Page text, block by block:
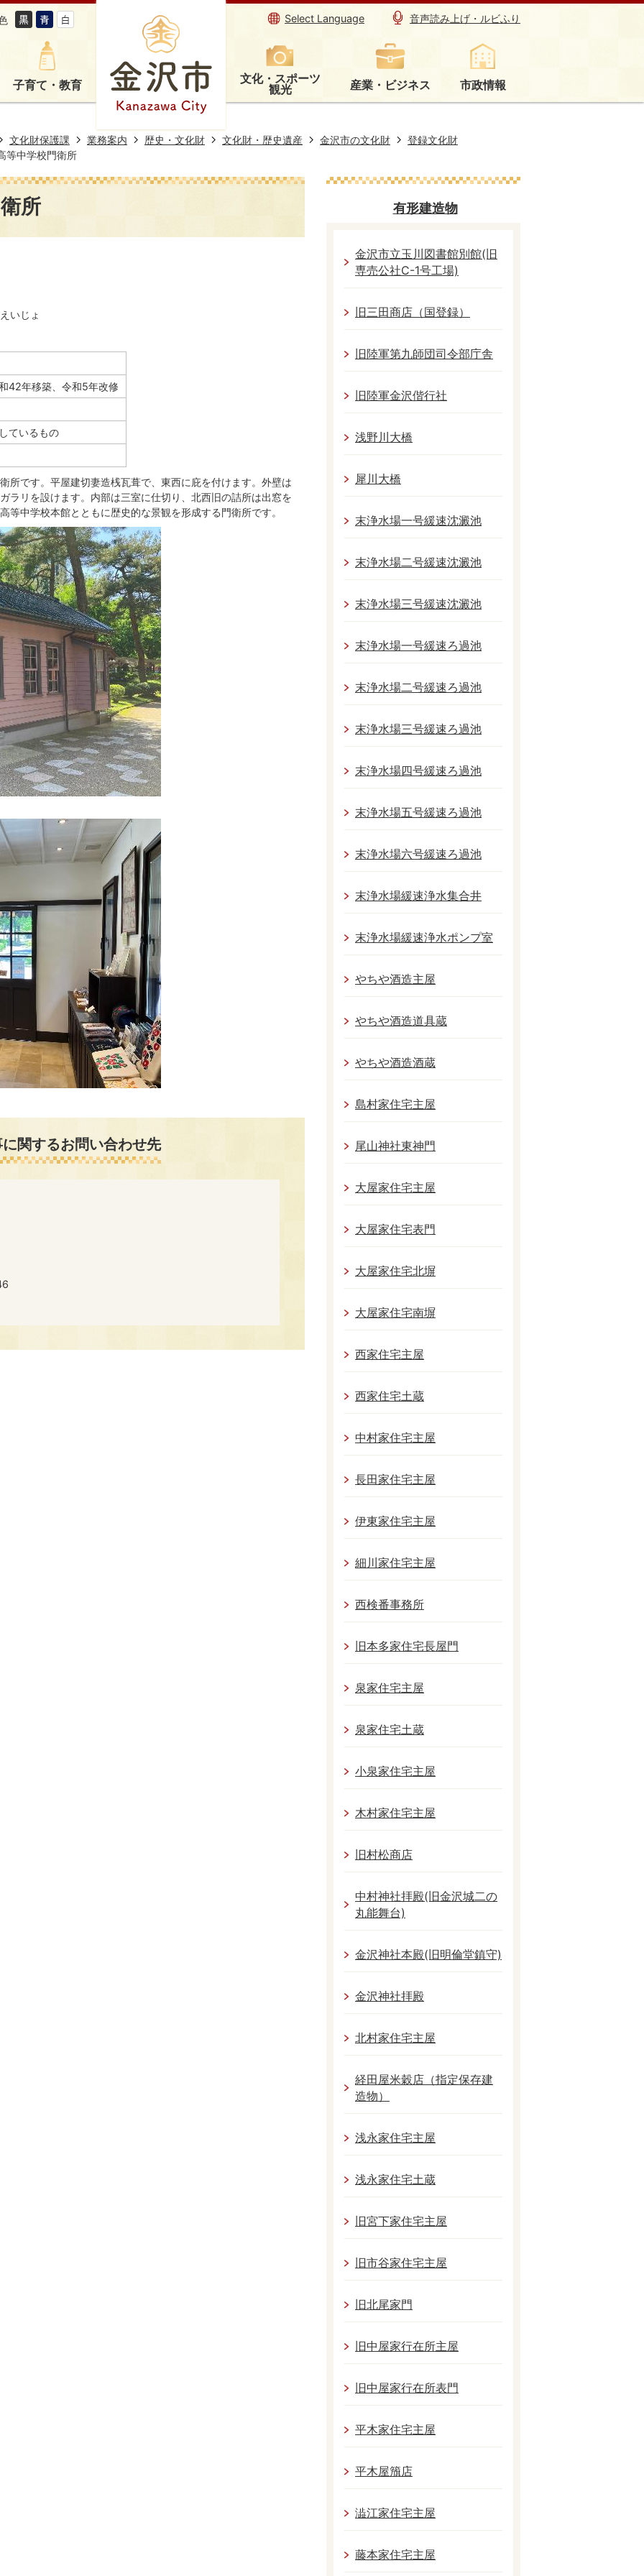
Select Language 音声読み上げ・ルビふり
子育て・教育 文化・スポーツ
観光 産業・ビジネス 市政情報
文化財保護課 業務案内 歴史・文化財 文化財・歴史遺産 金沢市の文化財
登録文化財
等中学校門衛所
所
いじょ
42年移築、令和5年改修
ているもの
所です。平屋建切妻造桟瓦葺で、東西に庇を付けます。外壁は
ラリを設けます。内部は三室に仕切り、北西旧の詰所は出窓を
等中学校本館とともに歴史的な景観を形成する門衛所です。
関するお問い合わせ先
有形建造物
金沢市立玉川図書館別館(旧
専売公社C-1号工場)
旧三田商店（国登録）
旧陸軍第九師団司令部庁舎
旧陸軍金沢偕行社
浅野川大橋
犀川大橋
末浄水場一号緩速沈澱池
末浄水場二号緩速沈澱池
末浄水場三号緩速沈澱池
末浄水場一号緩速ろ過池
末浄水場二号緩速ろ過池
末浄水場三号緩速ろ過池
末浄水場四号緩速ろ過池
末浄水場五号緩速ろ過池
末浄水場六号緩速ろ過池
末浄水場緩速浄水集合井
末浄水場緩速浄水ポンプ室
やちや酒造主屋
やちや酒造道具蔵
やちや酒造酒蔵
島村家住宅主屋
尾山神社東神門
大屋家住宅主屋
大屋家住宅表門
大屋家住宅北塀
大屋家住宅南塀
西家住宅主屋
西家住宅土蔵
中村家住宅主屋
長田家住宅主屋
伊東家住宅主屋
細川家住宅主屋
西検番事務所
旧本多家住宅長屋門
泉家住宅主屋
泉家住宅土蔵
小泉家住宅主屋
木村家住宅主屋
旧村松商店
中村神社拝殿(旧金沢城二の
丸能舞台)
金沢神社本殿(旧明倫堂鎮守)
金沢神社拝殿
北村家住宅主屋
経田屋米穀店（指定保存建
造物）
浅永家住宅主屋
浅永家住宅土蔵
旧宮下家住宅主屋
旧市谷家住宅主屋
旧北尾家門
旧中屋家行在所主屋
旧中屋家行在所表門
平木家住宅主屋
平木屋籏店
澁江家住宅主屋
藤本家住宅主屋